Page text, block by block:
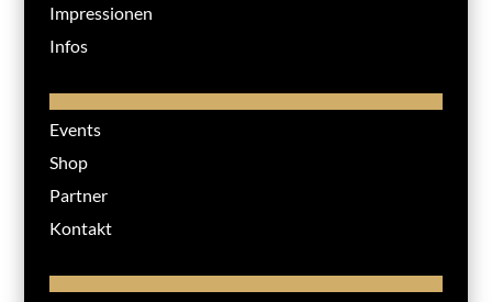
Impressionen
Infos
Events
Shop
Partner
Kontakt